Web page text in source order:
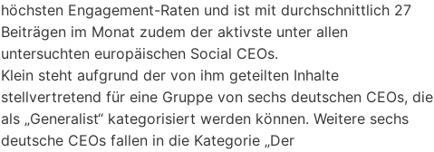
höchsten Engagement-Raten und ist mit durchschnittlich 27
Beiträgen im Monat zudem der aktivste unter allen
untersuchten europäischen Social CEOs.
Klein steht aufgrund der von ihm geteilten Inhalte
stellvertretend für eine Gruppe von sechs deutschen CEOs, die
als „Generalist“ kategorisiert werden können. Weitere sechs
deutsche CEOs fallen in die Kategorie „Der